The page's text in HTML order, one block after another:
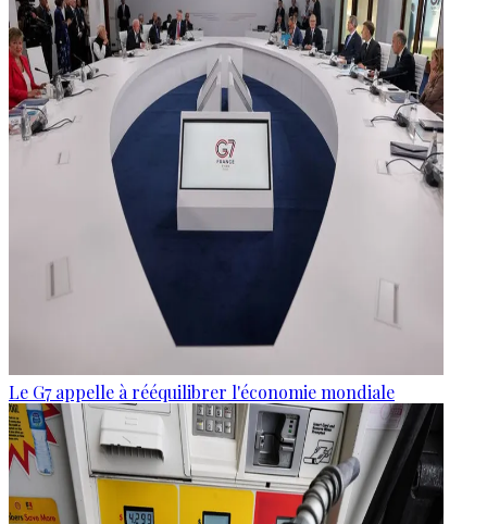
Le G7 appelle à rééquilibrer l'économie mondiale